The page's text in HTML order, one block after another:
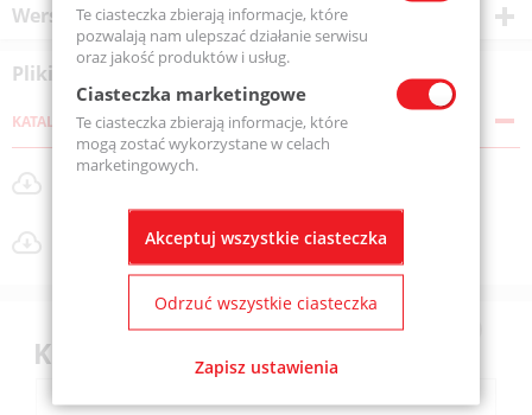
Wersje produktu
Pliki do pobrania
KATALOGI
Dmuchawy bocznokanałowe FPZ_MOR_katalog.pdf
Dmuchawy EVO z technologią Smartwave.pdf
Klienci kupili również
Te ciasteczka zbierają informacje, które
pozwalają nam ulepszać działanie serwisu
oraz jakość produktów i usług.
Ciasteczka marketingowe
Te ciasteczka zbierają informacje, które
mogą zostać wykorzystane w celach
marketingowych.
Akceptuj wszystkie ciasteczka
Odrzuć wszystkie ciasteczka
Zapisz ustawienia